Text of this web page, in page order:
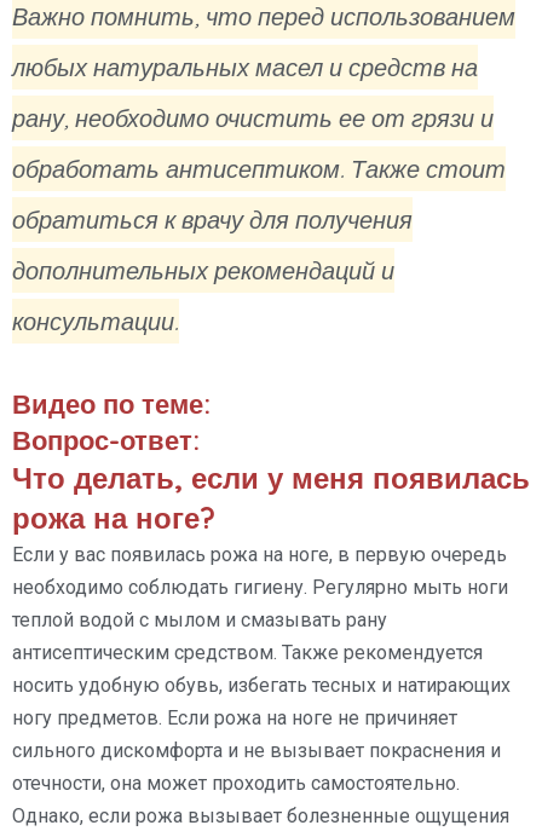
Важно помнить, что перед использованием
любых натуральных масел и средств на
рану, необходимо очистить ее от грязи и
обработать антисептиком. Также стоит
обратиться к врачу для получения
дополнительных рекомендаций и
консультации.
Видео по теме:
Вопрос-ответ:
Что делать, если у меня появилась
рожа на ноге?
Если у вас появилась рожа на ноге, в первую очередь
необходимо соблюдать гигиену. Регулярно мыть ноги
теплой водой с мылом и смазывать рану
антисептическим средством. Также рекомендуется
носить удобную обувь, избегать тесных и натирающих
ногу предметов. Если рожа на ноге не причиняет
сильного дискомфорта и не вызывает покраснения и
отечности, она может проходить самостоятельно.
Однако, если рожа вызывает болезненные ощущения